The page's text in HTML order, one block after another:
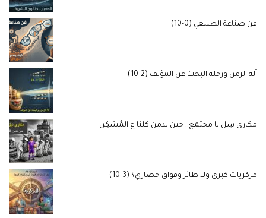
فن صناعة الطبيعي (0-10)
آلة الزمن ورحلة البحث عن المؤلف (2-10)
مكاري شِل يا مجتمع.. حين ندمن كلنا ع المُسَكِن
مركزيات كبرى ولا طائر وقواق حضاري؟ (3-10)